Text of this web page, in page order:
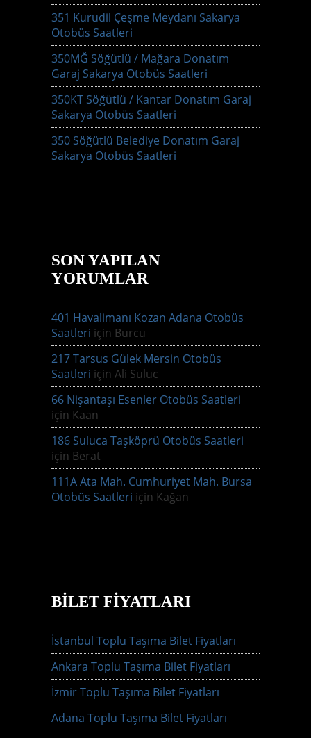
351 Kurudil Çeşme Meydanı Sakarya
Otobüs Saatleri
350MĞ Söğütlü / Mağara Donatım
Garaj Sakarya Otobüs Saatleri
350KT Söğütlü / Kantar Donatım Garaj
Sakarya Otobüs Saatleri
350 Söğütlü Belediye Donatım Garaj
Sakarya Otobüs Saatleri
SON YAPILAN
YORUMLAR
401 Havalimanı Kozan Adana Otobüs
Saatleri için Burcu
217 Tarsus Gülek Mersin Otobüs
Saatleri için Ali Suluc
66 Nişantaşı Esenler Otobüs Saatleri
için Kaan
186 Suluca Taşköprü Otobüs Saatleri
için Berat
111A Ata Mah. Cumhuriyet Mah. Bursa
Otobüs Saatleri için Kağan
BILET FIYATLARI
İstanbul Toplu Taşıma Bilet Fiyatları
Ankara Toplu Taşıma Bilet Fiyatları
İzmir Toplu Taşıma Bilet Fiyatları
Adana Toplu Taşıma Bilet Fiyatları